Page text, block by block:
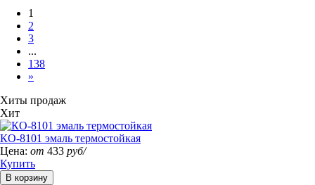
1
2
3
...
138
»
Хиты продаж
Хит
КО-8101 эмаль термостойкая
Цена: от 433 руб/
Купить